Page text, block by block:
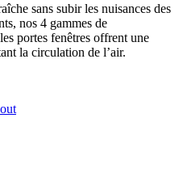
sans subir les nuisances des
nos 4 gammes de
portes fenêtres offrent une
la circulation de l’air.